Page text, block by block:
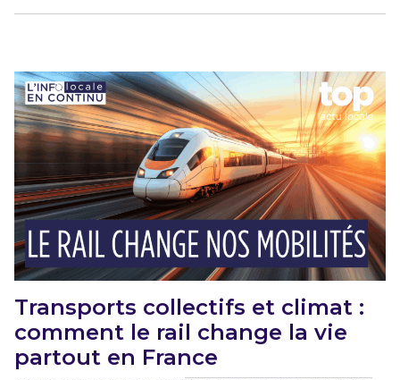
Transports collectifs et climat :
comment le rail change la vie
partout en France